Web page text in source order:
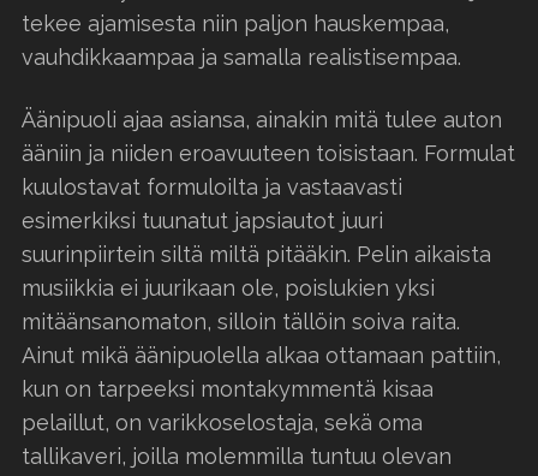
tekee ajamisesta niin paljon hauskempaa,
vauhdikkaampaa ja samalla realistisempaa.
Äänipuoli ajaa asiansa, ainakin mitä tulee auton
ääniin ja niiden eroavuuteen toisistaan. Formulat
kuulostavat formuloilta ja vastaavasti
esimerkiksi tuunatut japsiautot juuri
suurinpiirtein siltä miltä pitääkin. Pelin aikaista
musiikkia ei juurikaan ole, poislukien yksi
mitäänsanomaton, silloin tällöin soiva raita.
Ainut mikä äänipuolella alkaa ottamaan pattiin,
kun on tarpeeksi montakymmentä kisaa
pelaillut, on varikkoselostaja, sekä oma
tallikaveri, joilla molemmilla tuntuu olevan